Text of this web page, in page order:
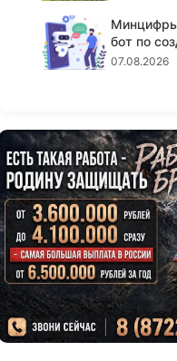
Минцифры
бот по
07.08.2026